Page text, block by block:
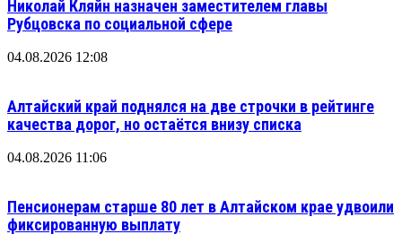
Николай Кляйн назначен заместителем главы
Рубцовска по социальной сфере
04.08.2026 12:08
Алтайский край поднялся на две строчки в рейтинге
качества дорог, но остаётся внизу списка
04.08.2026 11:06
Пенсионерам старше 80 лет в Алтайском крае удвоили
фиксированную выплату